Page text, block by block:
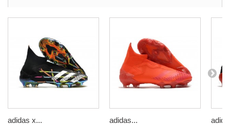
adidas x... adidas...